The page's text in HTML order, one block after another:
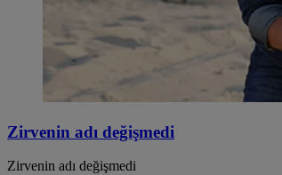
Zirvenin adı değişmedi
Zirvenin adı değişmedi